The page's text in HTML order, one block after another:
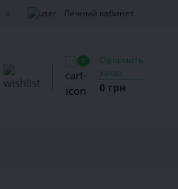
Личный кабинет
0
Оформить
заказ
0 грн